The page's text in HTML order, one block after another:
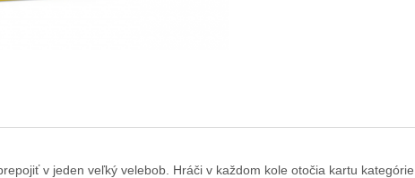
v jeden veľký velebob. Hráči v každom kole otočia kartu kategórie